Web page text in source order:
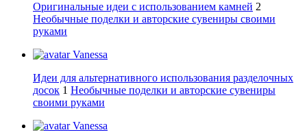
Оригинальные идеи с использованием камней 2
Необычные поделки и авторские сувениры своими
руками
Vanessa
Идеи для альтернативного использования разделочных
досок 1 Необычные поделки и авторские сувениры
своими руками
Vanessa